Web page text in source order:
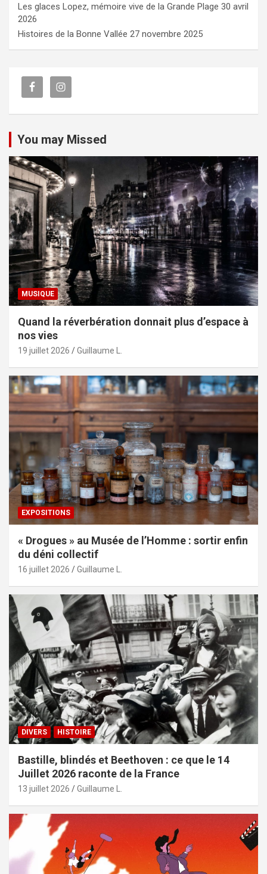
Les glaces Lopez, mémoire vive de la Grande Plage 30 avril
2026
Histoires de la Bonne Vallée 27 novembre 2025
You may Missed
MUSIQUE
Quand la réverbération donnait plus d’espace à
nos vies
19 juillet 2026 Guillaume L.
EXPOSITIONS
« Drogues » au Musée de l’Homme : sortir enfin
du déni collectif
16 juillet 2026 Guillaume L.
DIVERS HISTOIRE
Bastille, blindés et Beethoven : ce que le 14
Juillet 2026 raconte de la France
13 juillet 2026 Guillaume L.